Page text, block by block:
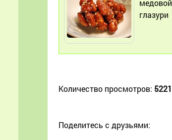
медовой
глазури
Количество просмотров: 5221
Поделитесь с друзьями: